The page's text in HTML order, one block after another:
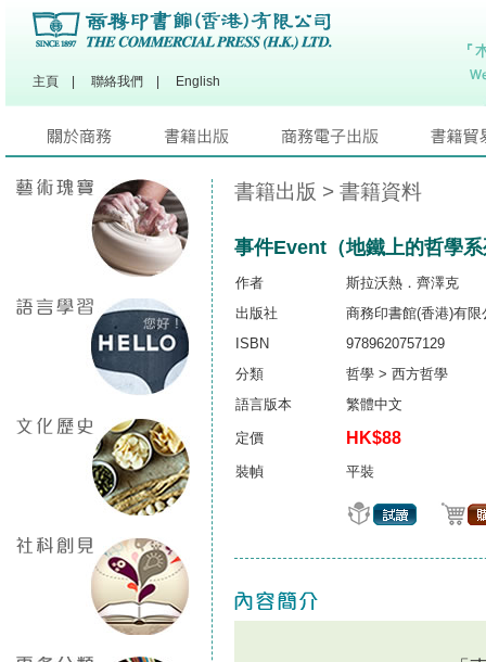
主頁 聯絡我們 English
書籍出版 > 書籍資料
事件Event（地鐵上的哲學
作者
斯拉沃熱．齊澤克
出版社
商務印書館(香港)有限
ISBN
9789620757129
分類
哲學 > 西方哲學
語言版本
繁體中文
定價 HK$88
裝幀 平裝